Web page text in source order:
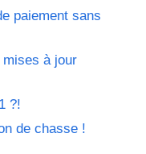
paiement sans
mises à jour
?!
de chasse !